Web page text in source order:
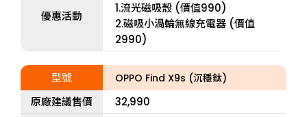
優惠活動
1.流光磁吸殼 (價值990)
2.磁吸小渦輪無線充電器 (價值
2990)
型號 OPPO Find X9s (沉穩鈦)
原廠建議售價
32,990